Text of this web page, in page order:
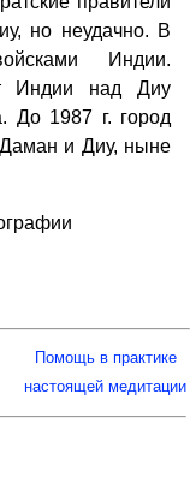
но неудачно. В
Индии.
Индии над Диу
До 1987 г. город
и Диу, ныне
Помощь в практике
настоящей медитации